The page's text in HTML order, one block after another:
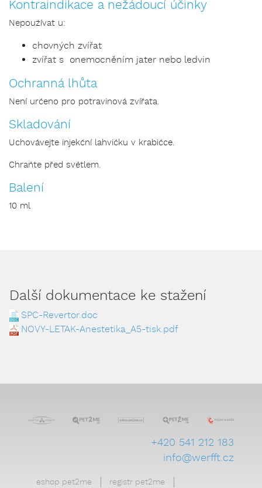
Kontraindikace a nežádoucí účinky
Nepoužívat u:
chovných zvířat
zvířat s onemocněním jater nebo ledvin
Ochranná lhůta
Není určeno pro potravinová zvířata.
Skladování
Uchovávejte injekční lahvičku v krabičce.
Chraňte před světlem.
Balení
10 ml
Další dokumentace ke stažení
SPC-Revertor.doc
NOVY-LETAK-Anestetika_A5-tisk.pdf
+420 541 212 183
info@werfft.cz
eshop pet2me registr pet2me